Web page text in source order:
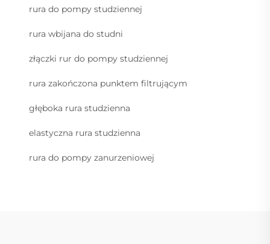
rura do pompy studziennej
rura wbijana do studni
złączki rur do pompy studziennej
rura zakończona punktem filtrującym
głęboka rura studzienna
elastyczna rura studzienna
rura do pompy zanurzeniowej